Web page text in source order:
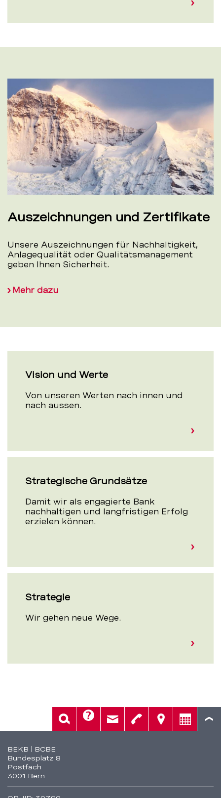
Auszeichnungen und Zertifikate
Unsere Auszeichnungen für Nachhaltigkeit,
Anlagequalität oder Qualitätsmanagement
geben Ihnen Sicherheit.
Mehr dazu
Vision und Werte
Von unseren Werten nach innen und
nach aussen.
Strategische Grundsätze
Damit wir als engagierte Bank
nachhaltigen und langfristigen Erfolg
erzielen können.
Strategie
Wir gehen neue Wege.
Fusszeile
BEKB | BCBE
Bundesplatz 8
Postfach
3001 Bern